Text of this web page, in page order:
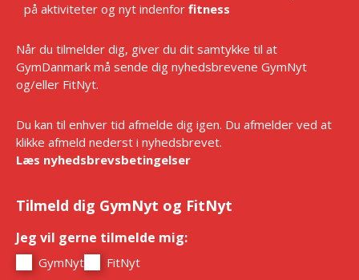
på aktiviteter og nyt indenfor fitness
Når du tilmelder dig, giver du dit samtykke til at
GymDanmark må sende dig nyhedsbrevene GymNyt
og/eller FitNyt.
Du kan til enhver tid afmelde dig igen. Du afmelder ved at
klikke afmeld nederst i nyhedsbrevet.
Læs nyhedsbrevsbetingelser
Tilmeld dig GymNyt og FitNyt
Jeg vil gerne tilmelde mig:
GymNyt FitNyt